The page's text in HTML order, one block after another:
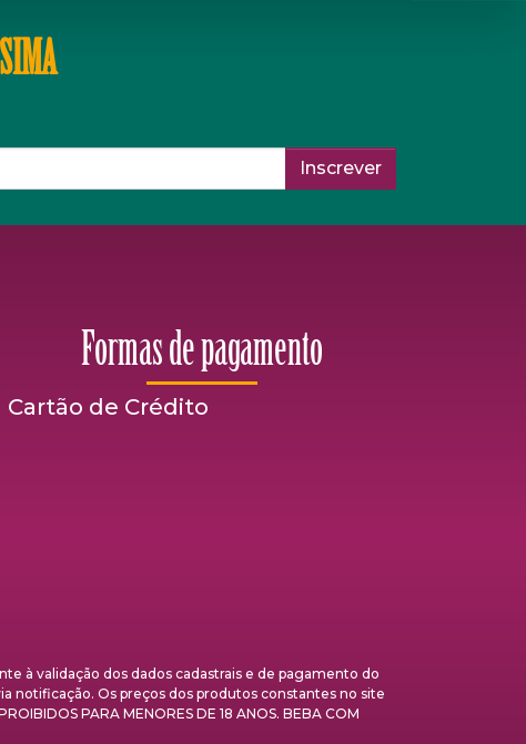
Inscrever
Formas de pagamento
Cartão de Crédito
à validação dos dados cadastrais e de pagamento do
notificação. Os preços dos produtos constantes no site
PARA MENORES DE 18 ANOS. BEBA COM